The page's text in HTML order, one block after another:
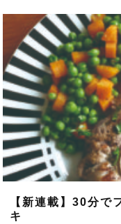
ではじめる。ラタト [...]
【新連載】30分
キ